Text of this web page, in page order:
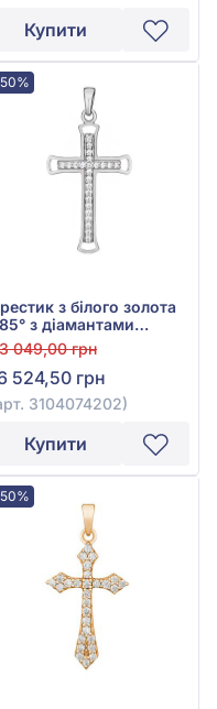
Купити
з білого золота
з діамантами
арт. 3104074202
049,00 грн
524,50 грн
3104074202)
Купити